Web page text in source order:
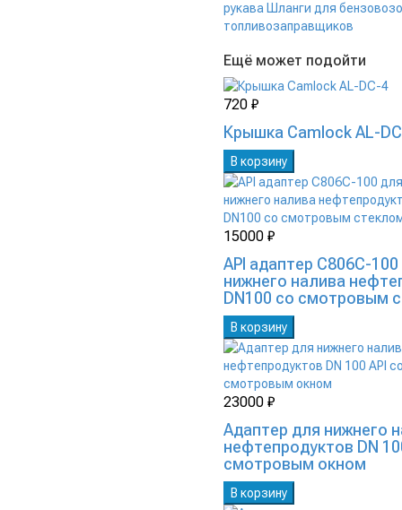
рукава Шланги для
топливозаправщиков
Ещё может подойти
720 ₽
Крышка Camlock AL-
В корзину
15000 ₽
API адаптер C806C-
нижнего налива
DN100 со смотровым
В корзину
23000 ₽
Адаптер для нижнего
нефтепродуктов DN
смотровым окном
В корзину